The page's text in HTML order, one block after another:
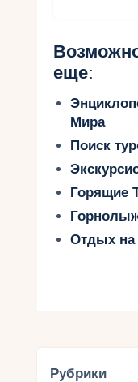
еще:
Мира
Поиск
Горящие
Отдых на
Рубрики